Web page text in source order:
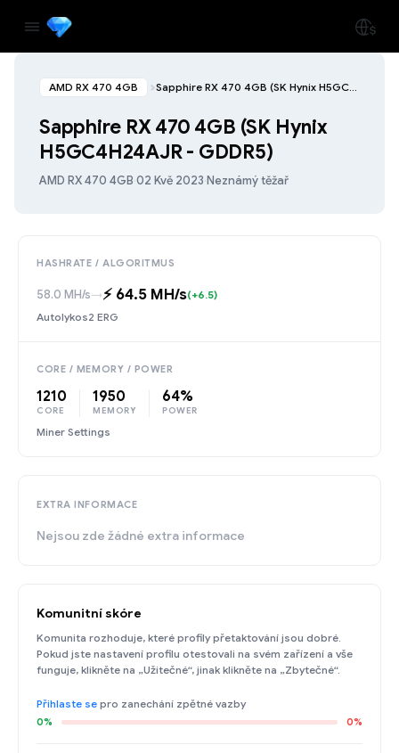
AMD RX 470 4GB Sapphire RX 470 4GB (SK Hynix H5GC4H24AJR - GDDR5)
Sapphire RX 470 4GB (SK Hynix
H5GC4H24AJR - GDDR5)
AMD RX 470 4GB·02 Kvě 2023·Neznámý těžař
HASHRATE / ALGORITMUS
58.0 MH/s→⚡️ 64.5 MH/s(+6.5)
Autolykos2 ERG
CORE / MEMORY / POWER
1210
CORE
1950
MEMORY
64%
POWER
Miner Settings
EXTRA INFORMACE
Nejsou zde žádné extra informace
Komunitní skóre
Komunita rozhoduje, které profily přetaktování jsou dobré.
Pokud jste nastavení profilu otestovali na svém zařízení a vše
funguje, klikněte na „Užitečné“, jinak klikněte na „Zbytečné“.
Přihlaste se pro zanechání zpětné vazby
0% 0%